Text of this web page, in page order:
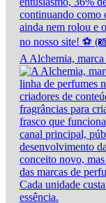
A Alchemia,